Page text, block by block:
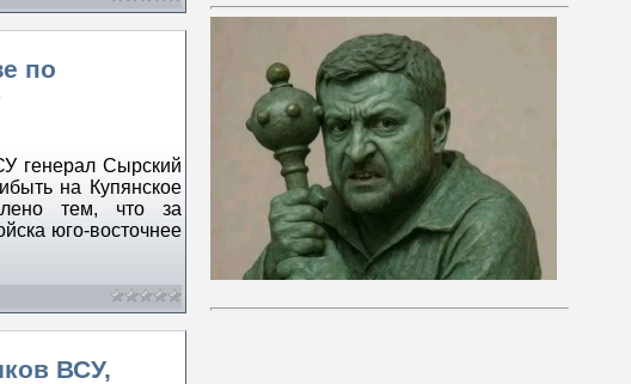
по
генерал Сырский
на Купянское
тем, что за
юго-восточнее
ВСУ,